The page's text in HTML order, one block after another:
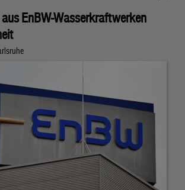
EnBW-Wasserkraftwerken